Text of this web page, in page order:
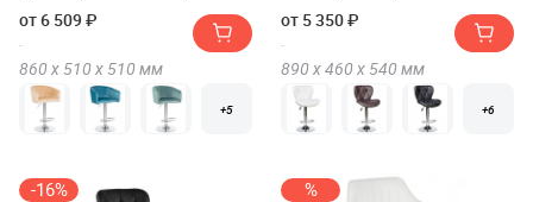
от 6 509 ₽
860 х 510 х 510 мм
+5
от 5 350 ₽
890 х460 х 540 мм
+6
-16% %